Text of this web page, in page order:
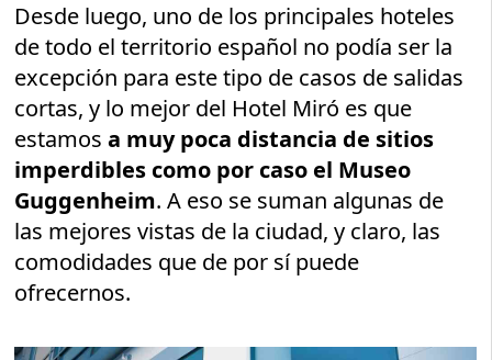
Desde luego, uno de los principales hoteles
de todo el territorio español no podía ser la
excepción para este tipo de casos de salidas
cortas, y lo mejor del Hotel Miró es que
estamosa muy poca distancia de sitios
imperdibles como por caso el Museo
Guggenheim. A eso se suman algunas de
las mejores vistas de la ciudad, y claro, las
comodidades que de por sí puede
ofrecernos.